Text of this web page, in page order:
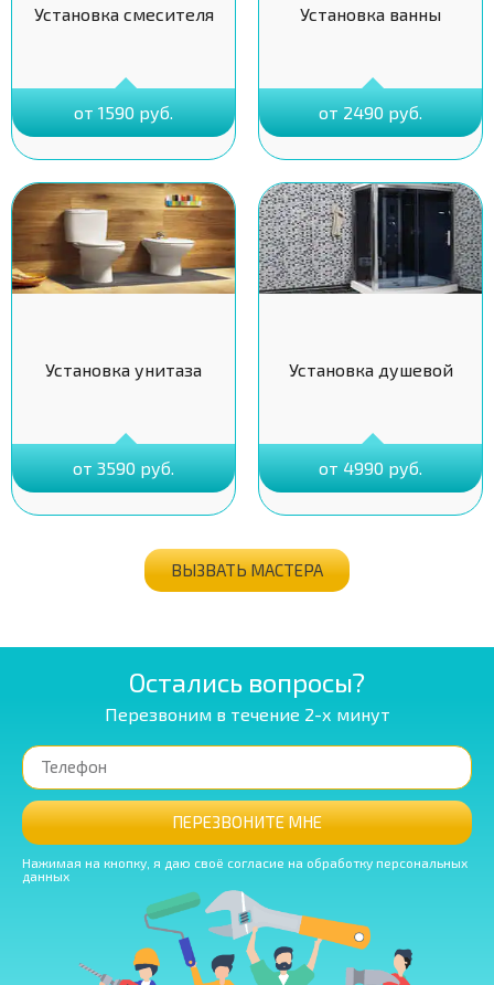
Установка смесителя
от 1590 руб.
Установка ванны
от 2490 руб.
Установка унитаза
от 3590 руб.
Установка душевой
от 4990 руб.
ВЫЗВАТЬ МАСТЕРА
Остались вопросы?
Перезвоним в течение 2-х минут
ПЕРЕЗВОНИТЕ МНЕ
Нажимая на кнопку, я даю своё согласие на обработку персональных
данных